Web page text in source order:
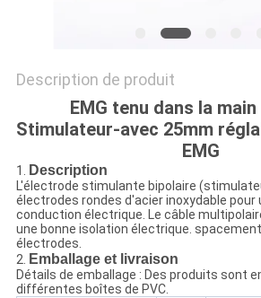
Description de produit
EMG tenu dans la
Stimulateur-avec 25mm
EMG
1. Description
L'électrode stimulante bipolaire
électrodes rondes d'acier inoxydable pour
conduction électrique. Le câble
une bonne isolation électrique.
électrodes.
2. Emballage et livraison
Détails de emballage : Des produits sont
différentes boîtes de PVC.